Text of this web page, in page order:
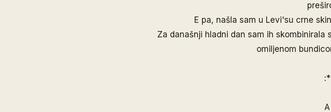
E pa, našla sam u Levi'su crne
Za današnji hladni dan sam ih skombinirala s
omiljenom
:*
A